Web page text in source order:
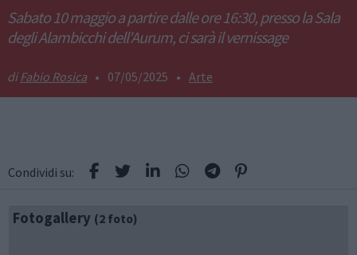
Sabato 10 maggio a partire dalle ore 16:30, presso la Sala
degli Alambicchi dell'Aurum, ci sarà il vernissage
Fabio Rosica • 07/05/2025 • Arte
Condividi su:
Fotogallery (2 foto)